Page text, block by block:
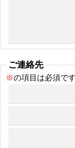
ご連絡先
※の項目は必須です